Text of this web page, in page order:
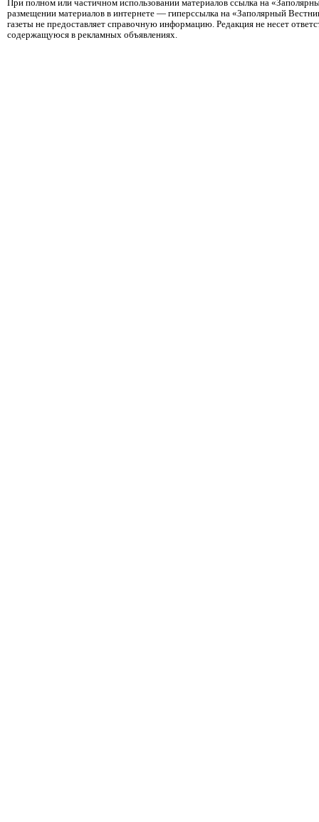
При полном или частичном использовании материалов ссылка на
размещении материалов в интернете — гиперссылка на «Заполярный
газеты не предоставляет справочную информацию. Редакция не несет
содержащуюся в рекламных объявлениях.